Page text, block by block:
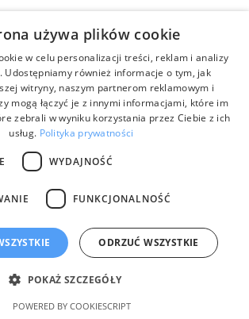
Anestezjologia i aparatura medyczna
zabiegowe LUCEA
używa plików cookie
w celu personalizacji treści, reklam i analizy
Udostępniamy również informacje o tym, jak
witryny, naszym partnerom reklamowym i
mogą łączyć je z innymi informacjami, które im
zebrali w wyniku korzystania przez Ciebie z ich
usług. Polityka prywatności
WYDAJNOŚĆ
FUNKCJONALNOŚĆ
ODRZUĆ WSZYSTKIE
POKAŻ SZCZEGÓŁY
POWERED BY COOKIESCRIPT